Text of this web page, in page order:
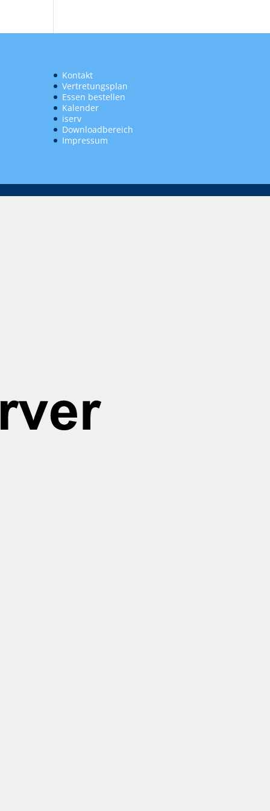
Kontakt
Vertretungsplan
Essen bestellen
Kalender
iserv
Downloadbereich
Impressum